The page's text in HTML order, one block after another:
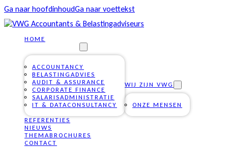
Ga naar hoofdinhoudGa naar voettekst
HOME
ACCOUNTANCY
BELASTINGADVIES
AUDIT & ASSURANCE
CORPORATE FINANCE
SALARISADMINISTRATIE
IT & DATACONSULTANCY
WIJ ZIJN VWG
ONZE MENSEN
REFERENTIES
NIEUWS
THEMABROCHURES
CONTACT